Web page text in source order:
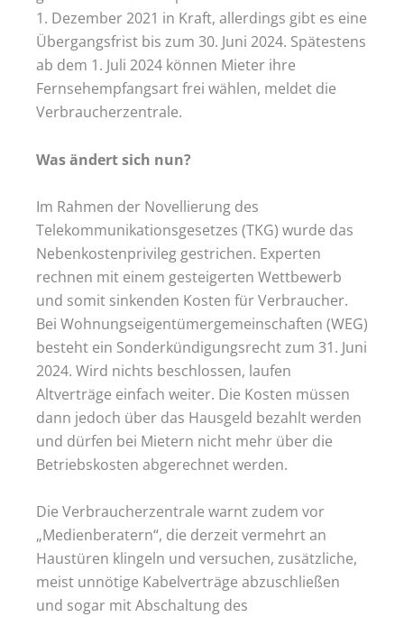
1. Dezember 2021 in Kraft, allerdings gibt es eine
Übergangsfrist bis zum 30. Juni 2024. Spätestens
ab dem 1. Juli 2024 können Mieter ihre
Fernsehempfangsart frei wählen, meldet die
Verbraucherzentrale.
Was ändert sich nun?
Im Rahmen der Novellierung des
Telekommunikationsgesetzes (TKG) wurde das
Nebenkostenprivileg gestrichen. Experten
rechnen mit einem gesteigerten Wettbewerb
und somit sinkenden Kosten für Verbraucher.
Bei Wohnungseigentümergemeinschaften (WEG)
besteht ein Sonderkündigungsrecht zum 31. Juni
2024. Wird nichts beschlossen, laufen
Altverträge einfach weiter. Die Kosten müssen
dann jedoch über das Hausgeld bezahlt werden
und dürfen bei Mietern nicht mehr über die
Betriebskosten abgerechnet werden.
Die Verbraucherzentrale warnt zudem vor
„Medienberatern“, die derzeit vermehrt an
Haustüren klingeln und versuchen, zusätzliche,
meist unnötige Kabelverträge abzuschließen
und sogar mit Abschaltung des